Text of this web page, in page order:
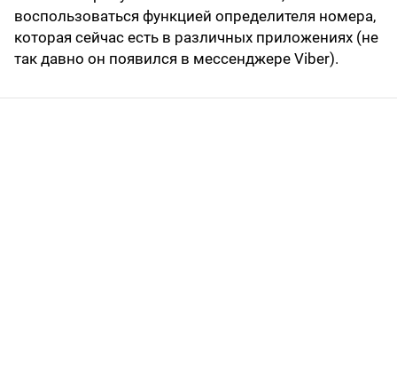
воспользоваться функцией определителя номера,
которая сейчас есть в различных приложениях (не
так давно он появился в мессенджере Viber).